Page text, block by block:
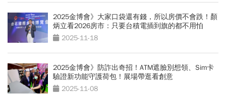
2025金博會》大家口袋還有錢，所以房價不會跌！顏
炳立看2026房市：只要台積電插到旗的都不用怕
2025-11-18
2025金博會》防詐出奇招！ATM遮臉別想領、Sim卡
驗證新功能守護荷包！展場帶逛看創意
2025-11-08